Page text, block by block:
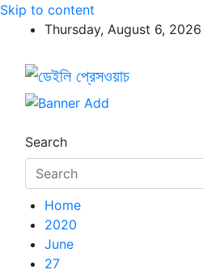
Skip to content
Thursday, August 6, 2026
ডেইলি প্রেসওয়াচ
ডেইলি প্রেসওয়াচ মুক্তিযুদ্ধের
Search
Home
2020
June
27